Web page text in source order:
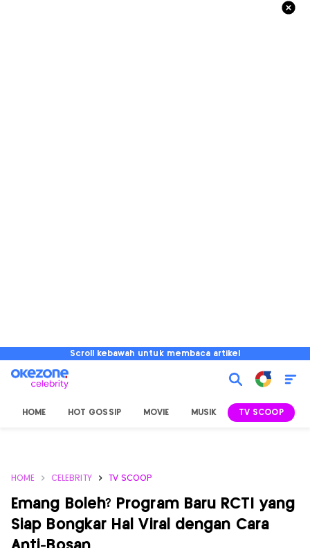
Scroll kebawah untuk membaca artikel
HOME HOT GOSSIP MOVIE MUSIK TV SCOOP
HOME CELEBRITY TV SCOOP
Emang Boleh? Program Baru RCTI yang
Siap Bongkar Hal Viral dengan Cara